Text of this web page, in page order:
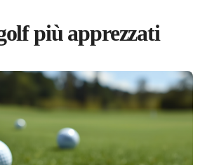
più apprezzati